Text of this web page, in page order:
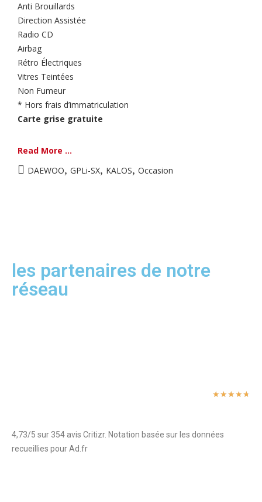
Anti Brouillards
Direction Assistée
Radio CD
Airbag
Rétro Électriques
Vitres Teintées
Non Fumeur
* Hors frais d’immatriculation
Carte grise gratuite
Read More ...
DAEWOO, GPLi-SX, KALOS, Occasion
les partenaires de notre
réseau
★★★★★
4,73/5 sur 354 avis Critizr. Notation basée sur les données
recueillies pour Ad.fr